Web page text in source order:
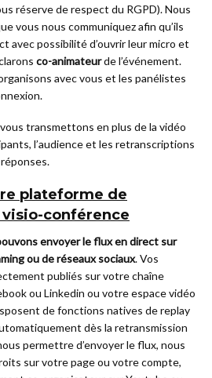
réserve de respect du RGPD). Nous
vous nous communiquez afin qu’ils
avec possibilité d’ouvrir leur micro et
co-animateurde l’événement.
avec vous et les panélistes
transmettons en plus de la vidéo
l’audience et les retranscriptions
plateforme de
conférence
envoyer le flux en direct sur
ou de réseaux sociaux. Vos
publiés sur votre chaîne
ou Linkedin ou votre espace vidéo
de fonctions natives de replay
dès la retransmission
permettre d’envoyer le flux, nous
sur votre page ou votre compte,